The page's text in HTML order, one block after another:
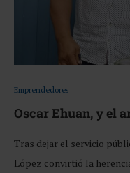
Emprendedores
Oscar Ehuan, y el
Tras dejar el servicio
López convirtió la